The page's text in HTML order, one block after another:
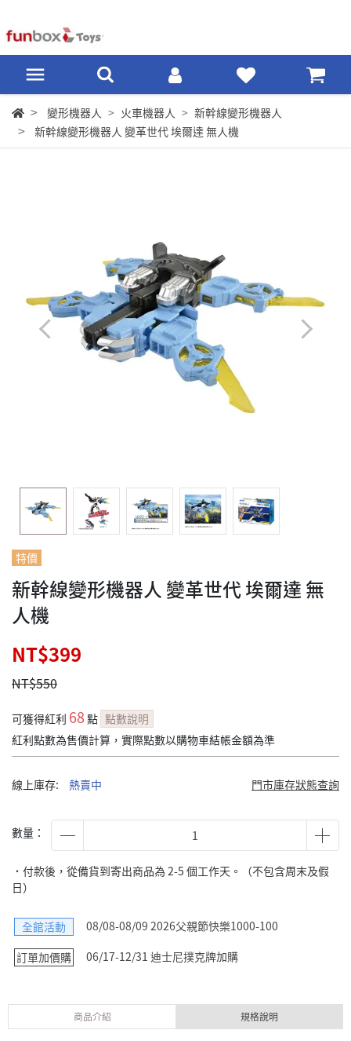
變形機器人 火車機器人
新幹線變形機器人
新幹線變形機器人 變革世代 埃爾達 無人機
特價
新幹線變形機器人 變革世代 埃爾達 無
人機
NT$399
NT$550
可獲得紅利 68 點 點數說明
紅利點數為售價計算，實際點數以購物車結帳金額為準
線上庫存: 熱賣中 門市庫存狀態查詢
數量：
˙付款後，從備貨到寄出商品為 2-5 個工作天。（不包含周末及假
日）
全館活動
08/08-08/09 2026父親節快樂1000-100
訂單加價購
06/17-12/31 迪士尼撲克牌加購
商品介紹 規格說明